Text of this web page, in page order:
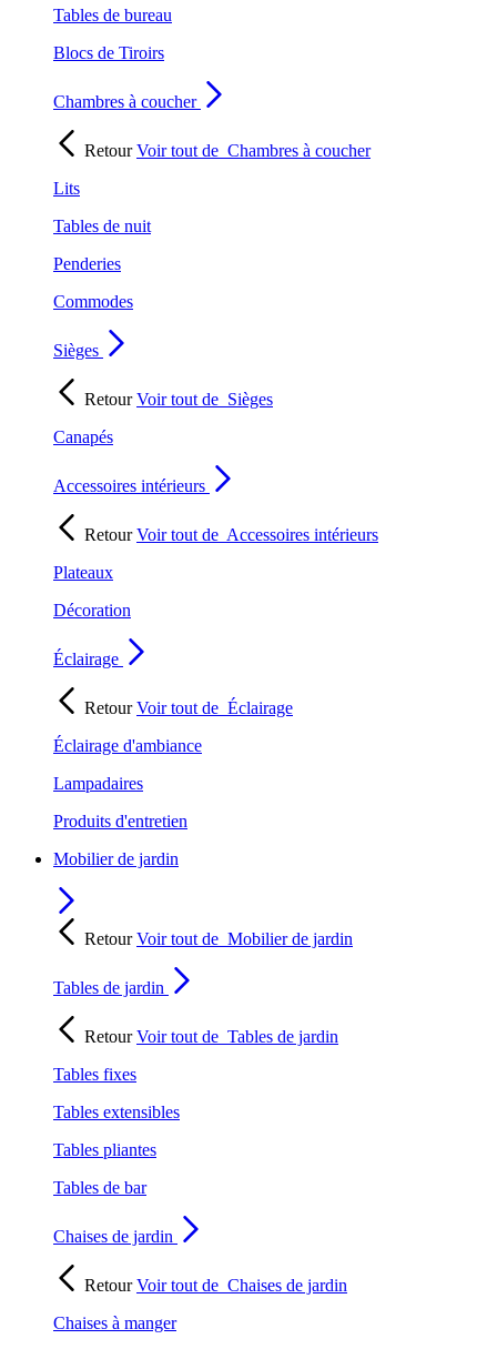
Tables de bureau
Blocs de Tiroirs
Chambres à coucher
RetourVoir tout de Chambres à coucher
Lits
Tables de nuit
Penderies
Commodes
Sièges
RetourVoir tout de Sièges
Canapés
Accessoires intérieurs
RetourVoir tout de Accessoires intérieurs
Plateaux
Décoration
Éclairage
RetourVoir tout de Éclairage
Éclairage d'ambiance
Lampadaires
Produits d'entretien
Mobilier de jardin
RetourVoir tout de Mobilier de jardin
Tables de jardin
RetourVoir tout de Tables de jardin
Tables fixes
Tables extensibles
Tables pliantes
Tables de bar
Chaises de jardin
RetourVoir tout de Chaises de jardin
Chaises à manger